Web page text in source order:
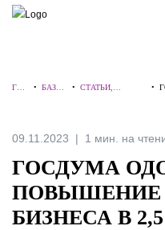
ПОИСК ПО САЙТУ
ГЛА
•БАЗА
• СТАТЬИ,
•
09.11.2023 1 мин. на
ГОСДУМА
ПОВЫШЕНИЕ
БИЗНЕСА В